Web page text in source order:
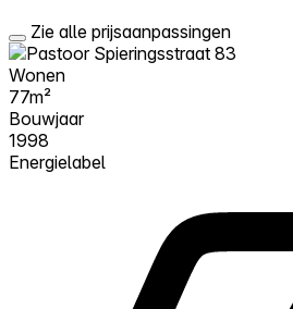
Zie alle prijsaanpassingen
Wonen
77m²
Bouwjaar
1998
Energielabel